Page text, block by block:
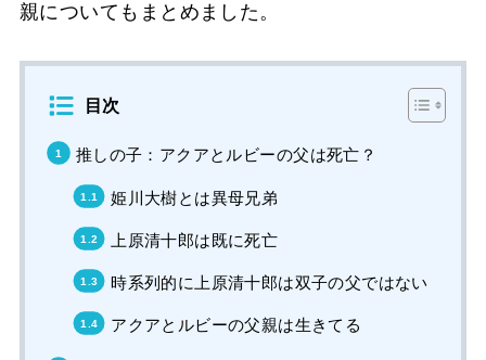
親についてもまとめました。
目次
推しの子：アクアとルビーの父は死亡？
姫川大樹とは異母兄弟
上原清十郎は既に死亡
時系列的に上原清十郎は双子の父ではない
アクアとルビーの父親は生きてる